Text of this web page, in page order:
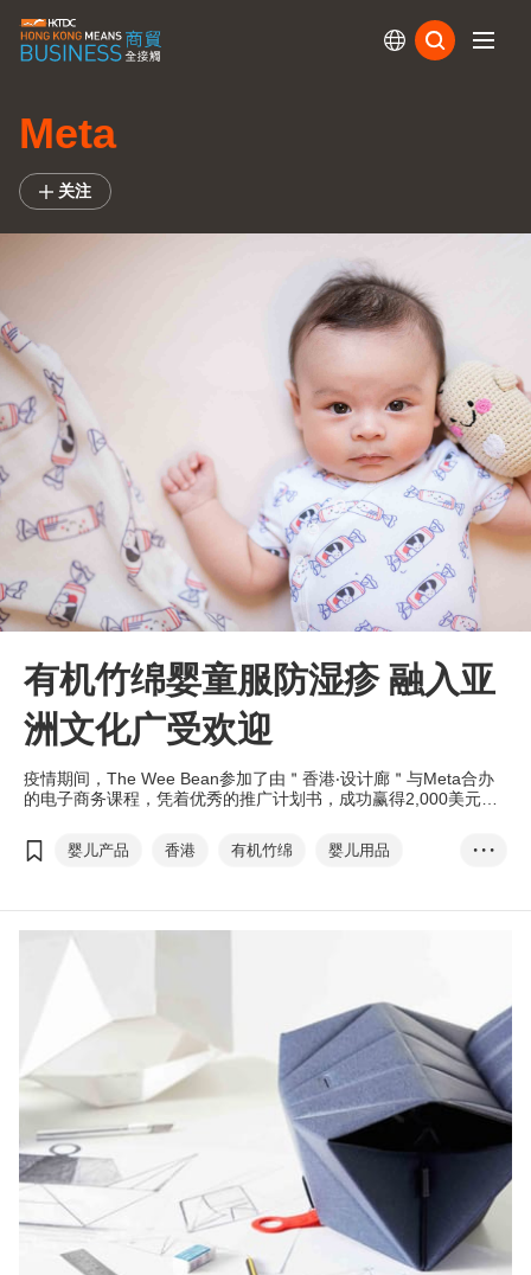
Meta
关注
有机竹绵婴童服防湿疹 融入亚
洲文化广受欢迎
疫情期间，The Wee Bean参加了由＂香港‧设计廊＂与Meta合办
的电子商务课程，凭着优秀的推广计划书，成功赢得2,000美元的
品。
婴儿产品 香港 有机竹绵
婴儿用品
香港设计
• • •